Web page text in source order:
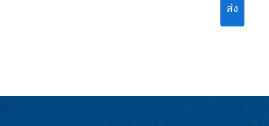
ส่ง